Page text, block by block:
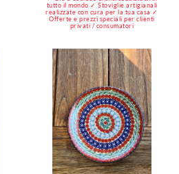
tutto il mondo ✓ Stoviglie artigianali
realizzate con cura per la tua casa ✓
Offerte e prezzi speciali per clienti
privati / consumatori